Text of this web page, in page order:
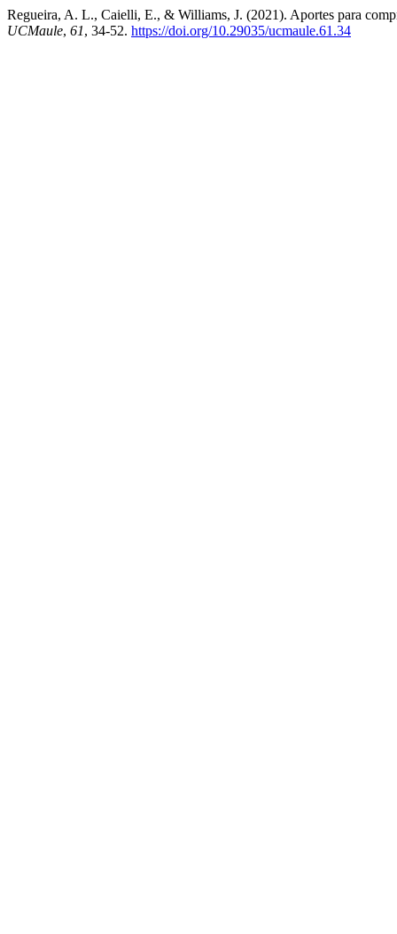
Regueira, A. L., Caielli, E., & Williams, J. (2021). Aportes para
UCMaule, 61, 34-52. https://doi.org/10.29035/ucmaule.61.34